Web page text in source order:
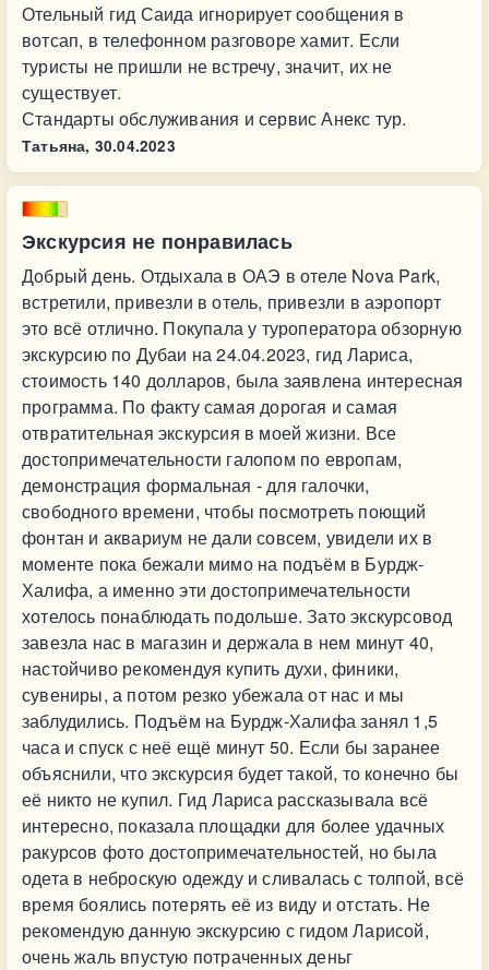
Отельный гид Саида игнорирует сообщения в
вотсап, в телефонном разговоре хамит. Если
туристы не пришли не встречу, значит, их не
существует.
Стандарты обслуживания и сервис Анекс тур.
Татьяна, 30.04.2023
Экскурсия не понравилась
Добрый день. Отдыхала в ОАЭ в отеле Nova Park,
встретили, привезли в отель, привезли в аэропорт
это всё отлично. Покупала у туроператора обзорную
экскурсию по Дубаи на 24.04.2023, гид Лариса,
стоимость 140 долларов, была заявлена интересная
программа. По факту самая дорогая и самая
отвратительная экскурсия в моей жизни. Все
достопримечательности галопом по европам,
демонстрация формальная - для галочки,
свободного времени, чтобы посмотреть поющий
фонтан и аквариум не дали совсем, увидели их в
моменте пока бежали мимо на подъём в Бурдж-
Халифа, а именно эти достопримечательности
хотелось понаблюдать подольше. Зато экскурсовод
завезла нас в магазин и держала в нем минут 40,
настойчиво рекомендуя купить духи, финики,
сувениры, а потом резко убежала от нас и мы
заблудились. Подъём на Бурдж-Халифа занял 1,5
часа и спуск с неё ещё минут 50. Если бы заранее
объяснили, что экскурсия будет такой, то конечно бы
её никто не купил. Гид Лариса рассказывала всё
интересно, показала площадки для более удачных
ракурсов фото достопримечательностей, но была
одета в неброскую одежду и сливалась с толпой, всё
время боялись потерять её из виду и отстать. Не
рекомендую данную экскурсию с гидом Ларисой,
очень жаль впустую потраченных деньг